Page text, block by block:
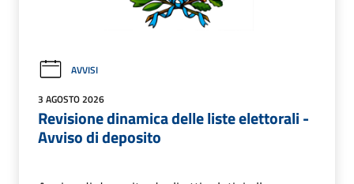
AVVISI
3 AGOSTO 2026
Revisione dinamica delle liste elettorali -
Avviso di deposito